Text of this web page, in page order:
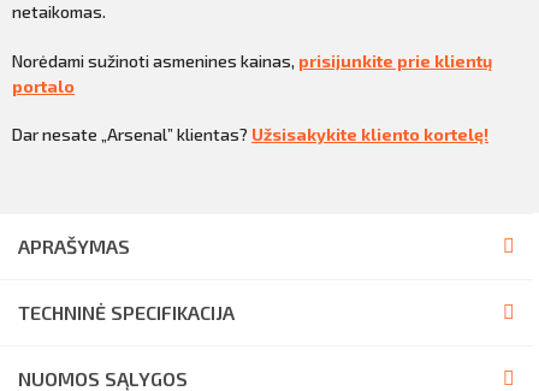
netaikomas.
Norėdami sužinoti asmenines kainas, prisijunkite prie klientų
portalo
Dar nesate „Arsenal” klientas? Užsisakykite kliento kortelę!
APRAŠYMAS
TECHNINĖ SPECIFIKACIJA
NUOMOS SĄLYGOS